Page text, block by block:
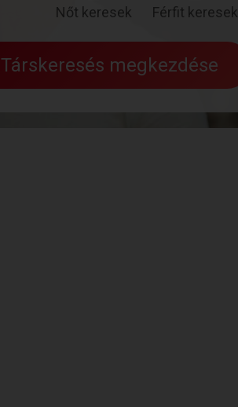
Nőt keresek Férfit keresek
Társkeresés megkezdése